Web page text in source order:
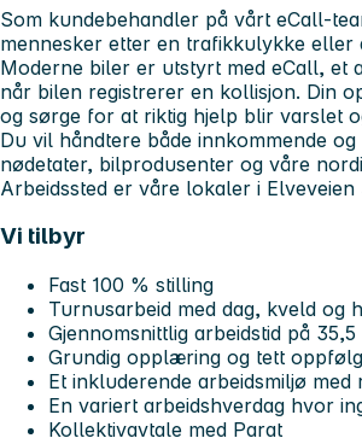
Som kundebehandler på vårt eCall-
mennesker etter en trafikkulykke eller
Moderne biler er utstyrt med eCall, et
når bilen registrerer en kollisjon. Din
og sørge for at riktig hjelp blir varslet
Du vil håndtere både innkommende
nødetater, bilprodusenter og våre
Arbeidssted er våre lokaler i Elveveien
Vi tilbyr
Fast 100 % stilling
Turnusarbeid med dag, kveld og
Gjennomsnittlig arbeidstid på
Grundig opplæring og tett
Et inkluderende arbeidsmiljø
En variert arbeidshverdag hvor
Kollektivavtale med Parat